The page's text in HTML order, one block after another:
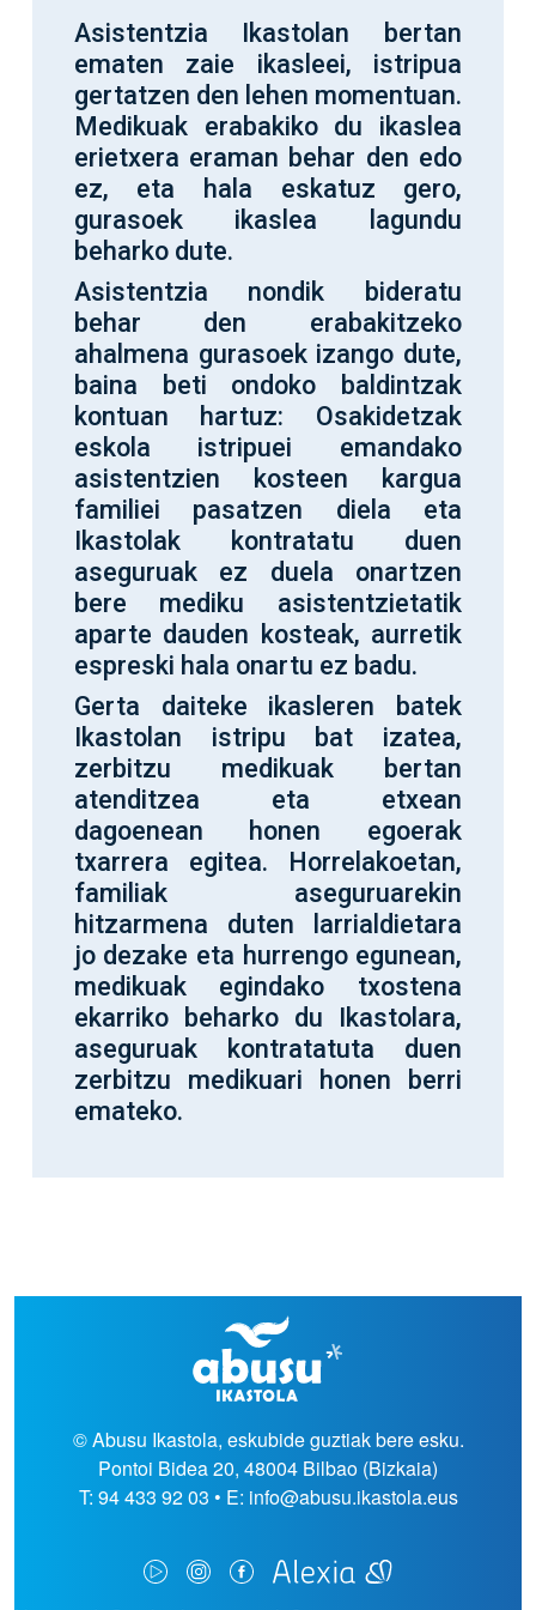
Asistentzia Ikastolan bertan
ematen zaie ikasleei, istripua
gertatzen den lehen momentuan.
Medikuak erabakiko du ikaslea
erietxera eraman behar den edo
ez, eta hala eskatuz gero,
gurasoek ikaslea lagundu
beharko dute.
Asistentzia nondik bideratu
behar den erabakitzeko
ahalmena gurasoek izango dute,
baina beti ondoko baldintzak
kontuan hartuz: Osakidetzak
eskola istripuei emandako
asistentzien kosteen kargua
familiei pasatzen diela eta
Ikastolak kontratatu duen
aseguruak ez duela onartzen
bere mediku asistentzietatik
aparte dauden kosteak, aurretik
espreski hala onartu ez badu.
Gerta daiteke ikasleren batek
Ikastolan istripu bat izatea,
zerbitzu medikuak bertan
atenditzea eta etxean
dagoenean honen egoerak
txarrera egitea. Horrelakoetan,
familiak aseguruarekin
hitzarmena duten larrialdietara
jo dezake eta hurrengo egunean,
medikuak egindako txostena
ekarriko beharko du Ikastolara,
aseguruak kontratatuta duen
zerbitzu medikuari honen berri
emateko.
© Abusu Ikastola, eskubide guztiak bere esku.
Pontoi Bidea 20, 48004 Bilbao (Bizkaia)
T: 94 433 92 03 • E: info@abusu.ikastola.eus